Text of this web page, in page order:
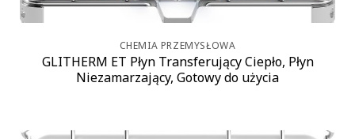
CHEMIA PRZEMYSŁOWA
GLITHERM ET Płyn Transferujący Ciepło, Płyn
Niezamarzający, Gotowy do użycia